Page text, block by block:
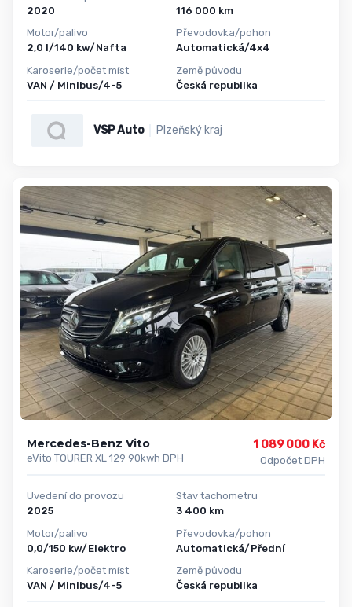
2020
Motor/palivo
2,0 l/140 kw/Nafta
Karoserie/počet míst
VAN / Minibus/4-5
116 000 km
Převodovka/pohon
Automatická/4x4
Země původu
Česká republika
VSP Auto Plzeňský kraj
Mercedes-Benz Vito
eVito TOURER XL 129 90kwh DPH
1 089 000 Kč
Odpočet DPH
Uvedení do provozu
2025
Motor/palivo
0,0/150 kw/Elektro
Karoserie/počet míst
VAN / Minibus/4-5
Stav tachometru
3 400 km
Převodovka/pohon
Automatická/Přední
Země původu
Česká republika